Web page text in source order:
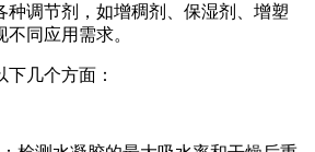
种调节剂，如增稠剂、保湿剂、增塑
同应用需求。
几个方面：